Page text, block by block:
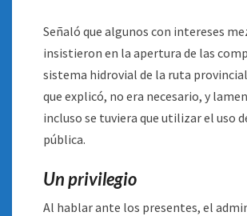
Señaló que algunos con intereses
insistieron en la apertura de las
sistema hidrovial de la ruta provincial
que explicó, no era necesario, y
incluso se tuviera que utilizar el uso
pública.
Un privilegio
Al hablar ante los presentes, el